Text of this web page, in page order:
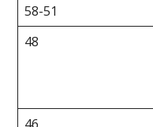
58-51
48